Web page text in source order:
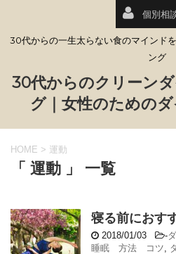
個別相
30代からの一生太らない食のマインド
ング
30代からのクリーン
グ｜女性のための
HOME > 運動
「 運動 」 一覧
寝る前におす
2018/01/03 -
睡眠 方法 コツ,